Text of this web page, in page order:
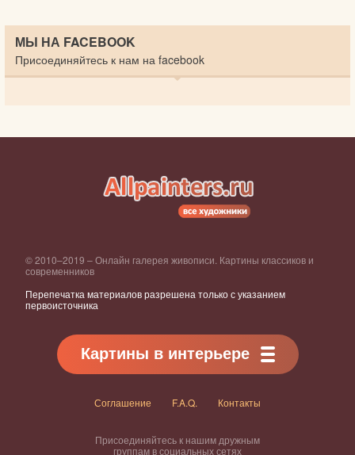
МЫ НА FACEBOOK
Присоединяйтесь к нам на facebook
© 2010–2019 – Онлайн галерея живописи. Картины классиков и
современников
Перепечатка материалов разрешена только с указанием
первоисточника
Картины в интерьере
Соглашение F.A.Q. Контакты
Присоединяйтесь к нашим дружным
группам в социальных сетях